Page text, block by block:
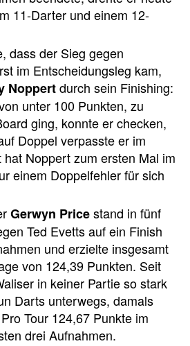
11-Darter und einem 12-
dass der Sieg gegen
im Entscheidungsleg kam,
Noppertdurch sein Finishing:
unter 100 Punkten, zu
ging, konnte er checken,
Doppel verpasste er im
Noppert zum ersten Mal im
einem Doppelfehler für sich
Gerwyn Pricestand in fünf
Ted Evetts auf ein Finish
und erzielte insgesamt
von 124,39 Punkten. Seit
in keiner Partie so stark
Darts unterwegs, damals
Tour 124,67 Punkte im
drei Aufnahmen.